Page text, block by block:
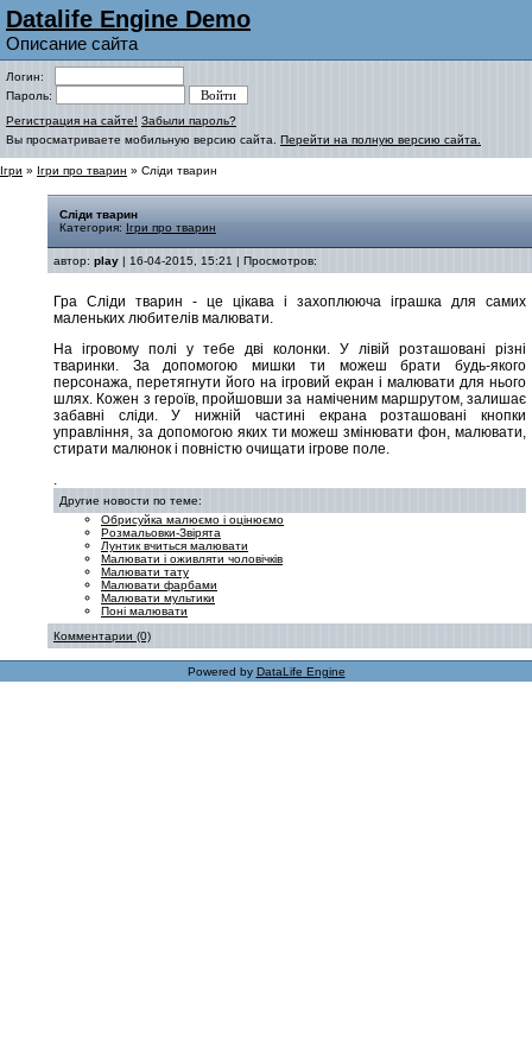
Datalife Engine Demo
Описание сайта
Логин:
Пароль:
Регистрация на сайте! Забыли пароль?
Вы просматриваете мобильную версию сайта. Перейти на полную версию сайта.
Ігри » Ігри про тварин » Сліди тварин
Сліди тварин
Категория: Ігри про тварин
автор: play | 16-04-2015, 15:21 | Просмотров:
Гра Сліди тварин - це цікава і захоплююча іграшка для самих
маленьких любителів малювати.
На ігровому полі у тебе дві колонки. У лівій розташовані різні
тваринки. За допомогою мишки ти можеш брати будь-якого
персонажа, перетягнути його на ігровий екран і малювати для нього
шлях. Кожен з героїв, пройшовши за наміченим маршрутом, залишає
забавні сліди. У нижній частині екрана розташовані кнопки
управління, за допомогою яких ти можеш змінювати фон, малювати,
стирати малюнок і повністю очищати ігрове поле.
.
Другие новости по теме:
Обрисуйка малюємо і оцінюємо
Розмальовки-Звірята
Лунтик вчиться малювати
Малювати і оживляти чоловічків
Малювати тату
Малювати фарбами
Малювати мультики
Поні малювати
Комментарии (0)
Powered by DataLife Engine